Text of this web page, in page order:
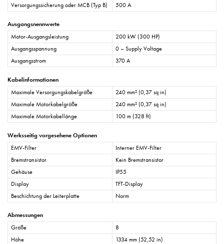
Versorgungssicherung oder MCB (Typ B)
500 A
Ausgangsnennwerte
Motor-Ausgangsleistung
200 kW (300 HP)
Ausgangsspannung
0 – Supply Voltage
Ausgangsstrom
370 A
Kabelinformationen
Maximale Versorgungskabelgröße
240 mm² (0,37 sq in)
Maximale Motorkabelgröße
240 mm² (0,37 sq in)
Maximale Motorkabellänge
100 m (328 ft)
Werksseitig vorgesehene Optionen
EMV-Filter
Interner EMV-Filter
Bremstransistor
Kein Bremstransistor
Gehäuse
IP55
Display
TFT-Display
Beschichtung der Leiterplatte
Norm
Abmessungen
Größe
8
Höhe
1334 mm (52,52 in)